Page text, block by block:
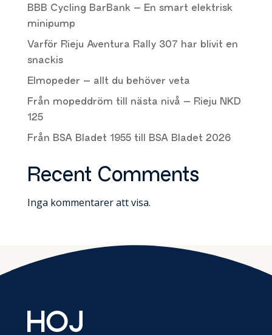
BBB Cycling BarBank – En smart elektrisk
minipump
Varför Rieju Aventura Rally 307 har blivit en
snackis
Elmopeder – allt du behöver veta
Från mopeddröm till nästa nivå – Rieju NKD
125
Från BSA Bladet 1955 till BSA Bladet 2026
Recent Comments
Inga kommentarer att visa.